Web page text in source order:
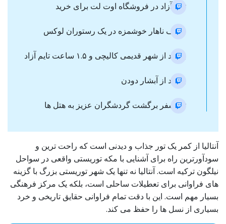
تایم آزاد در فروشگاه اوت لت برای خرید
صرف ناهار خوشمزه در یک رستوران لوکس
بازدید از شهر قدیمی کالیچی و ۱.۵ ساعت تایم آزاد
بازدید از آبشار دودن
ترانسفر برگشت گردشگران عزیز به هتل ها
آنتالیا از کمر یک تور جذاب و دیدنی است که راحت ترین و
سودآورترین راه برای آشنایی با مکه توریستی واقعی در سواحل
نیلگون ترکیه است. آنتالیا نه تنها یک شهر توریستی بزرگ با گزینه
های فراوانی برای تعطیلات ساحلی است، بلکه یک مرکز فرهنگی
بسیار مهم است. این با دقت تمام فراوانی حقایق تاریخی و خرد
بسیاری از نسل ها را حفظ می کند.